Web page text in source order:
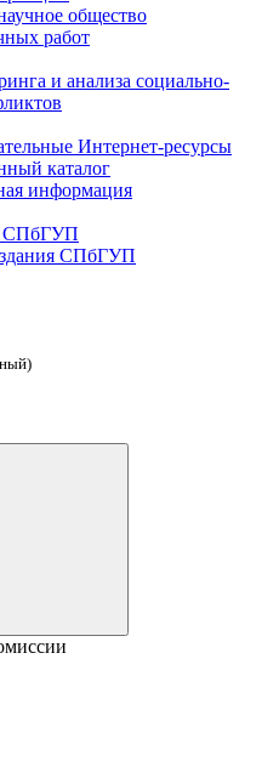
общество
работ
и анализа социально-
Интернет-ресурсы
каталог
информация
СПбГУП
СПбГУП